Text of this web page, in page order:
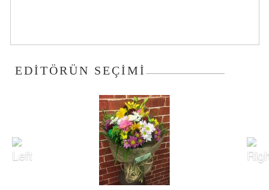
EDİTÖRÜN SEÇİMİ